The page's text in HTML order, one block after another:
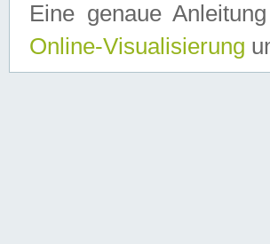
Eine genaue
Online-Visualisierung